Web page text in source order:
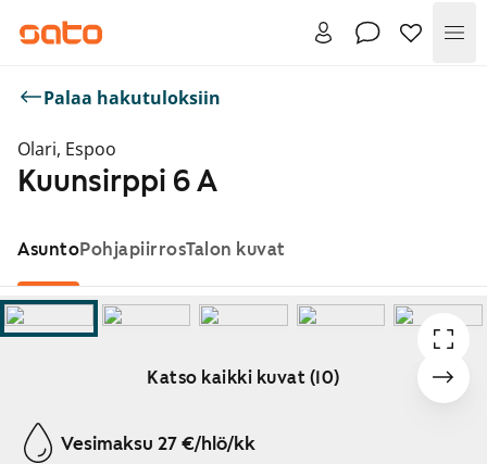
Palaa hakutuloksiin
Olari, Espoo
Kuunsirppi 6 A
AsuntoPohjapiirrosTalon kuvat
Katso kaikki kuvat (10)
Näytetään dia 1 / 10
Vesimaksu 27 €/hlö/kk